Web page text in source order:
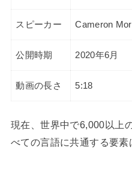
スピーカー Cameron
公開時期 2020年6月
動画の長さ 5:18
現在、世界中で6,000以上
べての言語に共通する要素